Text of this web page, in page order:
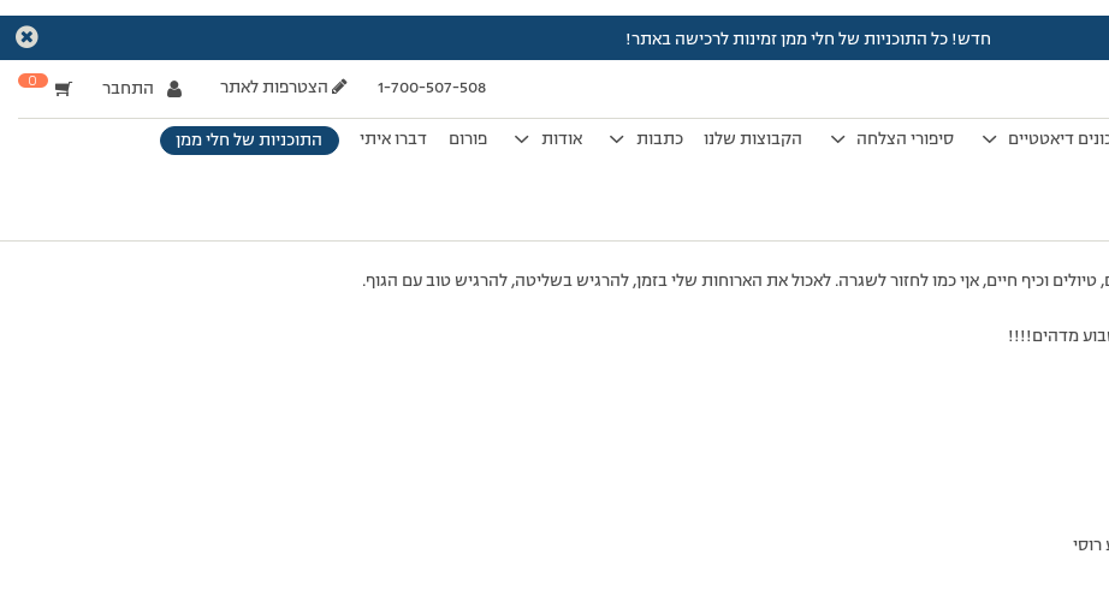
חדש! כל התוכניות של חלי ממן זמינות לרכישה באתר!
1-700-507-508 הצטרפות לאתר התחבר 0
דיאטטיים סיפורי הצלחה הקבוצות שלנו כתבות אודות פורום דברו איתי התוכניות של חלי ממן
טיולים וכיף חיים, אןי כמו לחזור לשגרה. לאכול את הארוחות שלי בזמן, להרגיש בשליטה, להרגיש טוב עם הגוף.
מדהים!!!!